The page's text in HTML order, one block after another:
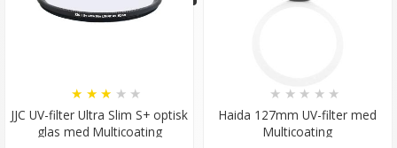
JJC UV-filter Ultra Slim S+ optisk
glas med Multicoating
★ ★ ★ ★ ★
Haida 127mm UV-filter med
Multicoating
★ ★ ★ ★ ★